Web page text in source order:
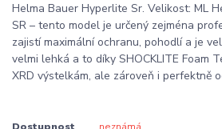
Helma Bauer Hyperlite Sr. Velikost: ML
SR – tento model je určený zejména
zajistí maximální ochranu, pohodlí a je
velmi lehká a to díky SHOCKLITE Foam
XRD výstelkám, ale zároveň i perfektně